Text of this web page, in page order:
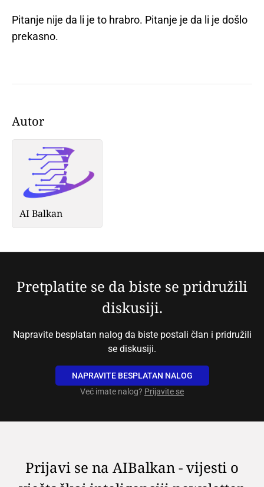
Pitanje nije da li je to hrabro. Pitanje je da li je došlo
prekasno.
Autor
AI Balkan
Pretplatite se da biste se pridružili
diskusiji.
Napravite besplatan nalog da biste postali član i pridružili
se diskusiji.
NAPRAVITE BESPLATAN NALOG
Već imate nalog? Prijavite se
Prijavi se na AIBalkan - vijesti o